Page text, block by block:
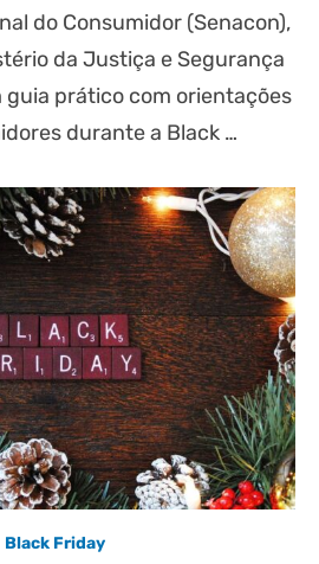
do Consumidor (Senacon),
da Justiça e Segurança
guia prático com orientações
durante a Black …
Black Friday